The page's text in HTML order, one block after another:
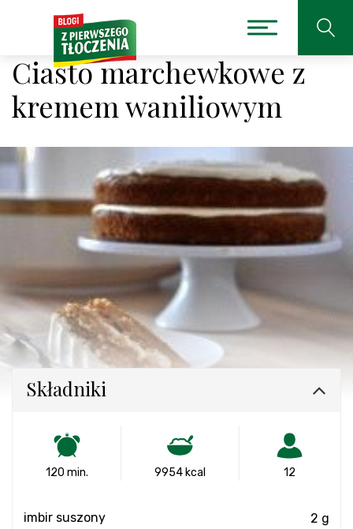
Ciasto marchewkowe z
kremem waniliowym
Składniki
120 min. 9954 kcal 12
imbir suszony 2 g